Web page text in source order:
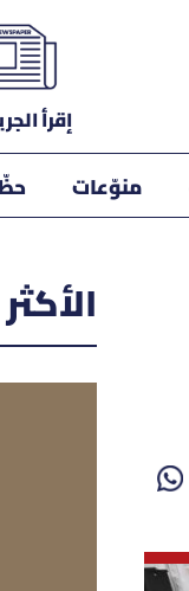
إقرأ
منوّعات